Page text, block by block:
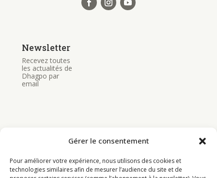
Gérer le consentement
Pour améliorer votre expérience, nous utilisons des cookies et
technologies similaires afin de mesurer l’audience du site et de
Newsletter
Recevez toutes
les actualités de
Dhagpo par
email
Programme